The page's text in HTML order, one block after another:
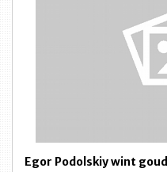
Egor Podolskiy wint